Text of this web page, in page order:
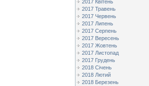
2017 Квітень
2017 Травень
2017 Червень
2017 Липень
2017 Серпень
2017 Вересень
2017 Жовтень
2017 Листопад
2017 Грудень
2018 Січень
2018 Лютий
2018 Березень